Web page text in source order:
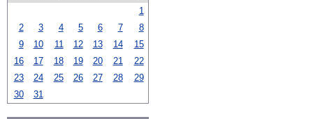
1
2
3 4 5 6 7
8
9
10 11 12 13 14
15
16
17 18 19 20 21
22
23
24 25 26 27 28
29
30
31